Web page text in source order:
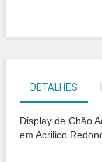
DETALHES
Display de Chão
em Acrilico